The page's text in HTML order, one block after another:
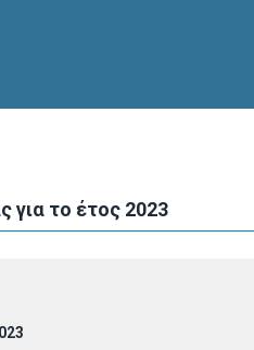
για το έτος 2023